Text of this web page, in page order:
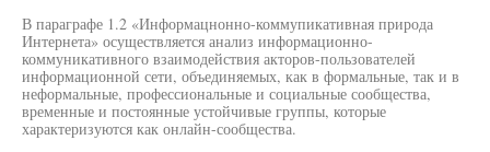
В параграфе 1.2 «Информацнонно-коммупикативная природа
Интернета» осуществляется анализ информационно-
коммуникативного взаимодействия акторов-пользователей
информационной сети, объединяемых, как в формальные, так и в
неформальные, профессиональные и социальные сообщества,
временные и постоянные устойчивые группы, которые
характеризуются как онлайн-сообщества.